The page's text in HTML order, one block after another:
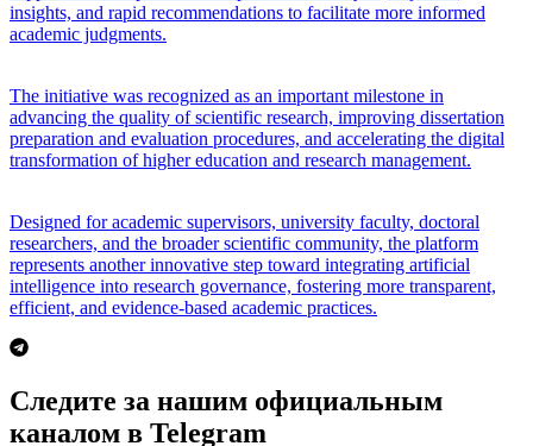
insights, and rapid recommendations to facilitate more informed
academic judgments.
The initiative was recognized as an important milestone in
advancing the quality of scientific research, improving dissertation
preparation and evaluation procedures, and accelerating the digital
transformation of higher education and research management.
Designed for academic supervisors, university faculty, doctoral
researchers, and the broader scientific community, the platform
represents another innovative step toward integrating artificial
intelligence into research governance, fostering more transparent,
efficient, and evidence-based academic practices.
Следите за нашим официальным
каналом в Telegram